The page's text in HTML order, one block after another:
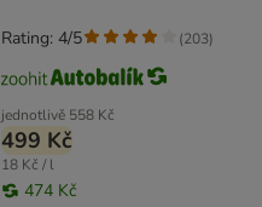
jednotlivě 558 Kč
499 Kč
18 Kč / l
474 Kč
Rating: 4/5 (203)